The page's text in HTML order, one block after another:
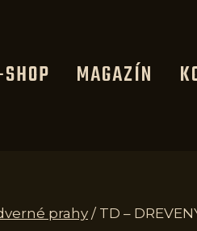
MAGAZÍN
prahy / TD –